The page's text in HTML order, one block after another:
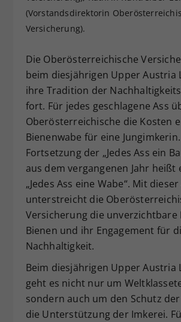
(Vorstandsdirektorin
Versicherung).
Die Oberösterreichische
beim diesjährigen Upper Austria
ihre Tradition der
fort. Für jedes geschlagene Ass
Oberösterreichische die Kosten
Bienenwabe für eine
Fortsetzung der „Jedes Ass ein
aus dem vergangenen Jahr heißt
„Jedes Ass eine Wabe“. Mit
unterstreicht die
Versicherung die unverzichtbare
Bienen und ihr Engagement für
Nachhaltigkeit.
Beim diesjährigen Upper Austria
geht es nicht nur um
sondern auch um den Schutz
die Unterstützung der Imkerei.
Zweck
Dieser Wert speichert
historische
vorgenommen
Webseiten-Betreiber
hat.